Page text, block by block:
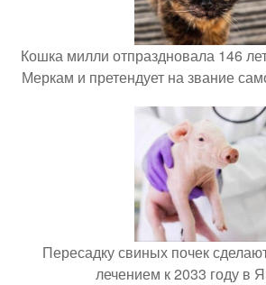
Кошка милли отпраздновала 146
Меркам и претендует на звание
Пересадку свиных почек
лечением к 2033 году в